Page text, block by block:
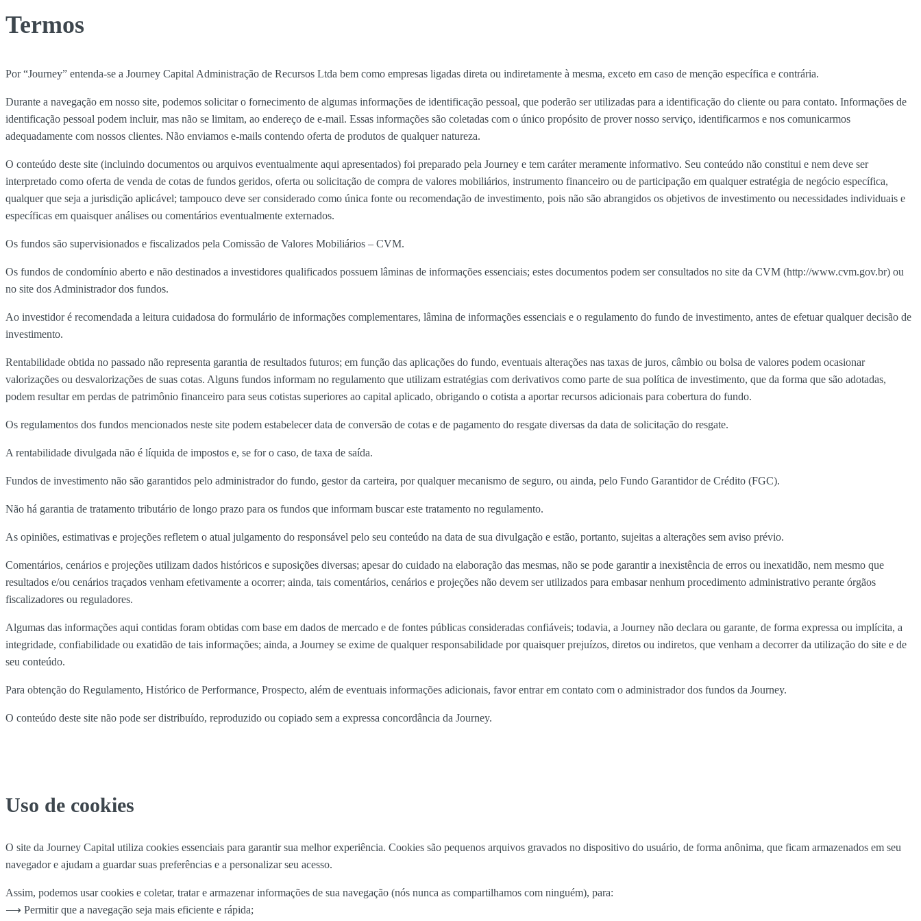
Termos
Por “Journey” entenda-se a Journey Capital Administração de Recursos Ltda bem como empresas ligadas direta ou indiretamente à mesma, exceto em caso de menção específica e contrária.
Durante a navegação em nosso site, podemos solicitar o fornecimento de algumas informações de identificação pessoal, que poderão ser utilizadas para a identificação do cliente ou para contato. Informações de
identificação pessoal podem incluir, mas não se limitam, ao endereço de e-mail. Essas informações são coletadas com o único propósito de prover nosso serviço, identificarmos e nos comunicarmos
adequadamente com nossos clientes. Não enviamos e-mails contendo oferta de produtos de qualquer natureza.
O conteúdo deste site (incluindo documentos ou arquivos eventualmente aqui apresentados) foi preparado pela Journey e tem caráter meramente informativo. Seu conteúdo não constitui e nem deve ser
interpretado como oferta de venda de cotas de fundos geridos, oferta ou solicitação de compra de valores mobiliários, instrumento financeiro ou de participação em qualquer estratégia de negócio específica,
qualquer que seja a jurisdição aplicável; tampouco deve ser considerado como única fonte ou recomendação de investimento, pois não são abrangidos os objetivos de investimento ou necessidades individuais e
específicas em quaisquer análises ou comentários eventualmente externados.
Os fundos são supervisionados e fiscalizados pela Comissão de Valores Mobiliários – CVM.
Os fundos de condomínio aberto e não destinados a investidores qualificados possuem lâminas de informações essenciais; estes documentos podem ser consultados no site da CVM (http://www.cvm.gov.br) ou
no site dos Administrador dos fundos.
Ao investidor é recomendada a leitura cuidadosa do formulário de informações complementares, lâmina de informações essenciais e o regulamento do fundo de investimento, antes de efetuar qualquer decisão de
investimento.
Rentabilidade obtida no passado não representa garantia de resultados futuros; em função das aplicações do fundo, eventuais alterações nas taxas de juros, câmbio ou bolsa de valores podem ocasionar
valorizações ou desvalorizações de suas cotas. Alguns fundos informam no regulamento que utilizam estratégias com derivativos como parte de sua política de investimento, que da forma que são adotadas,
podem resultar em perdas de patrimônio financeiro para seus cotistas superiores ao capital aplicado, obrigando o cotista a aportar recursos adicionais para cobertura do fundo.
Os regulamentos dos fundos mencionados neste site podem estabelecer data de conversão de cotas e de pagamento do resgate diversas da data de solicitação do resgate.
A rentabilidade divulgada não é líquida de impostos e, se for o caso, de taxa de saída.
Fundos de investimento não são garantidos pelo administrador do fundo, gestor da carteira, por qualquer mecanismo de seguro, ou ainda, pelo Fundo Garantidor de Crédito (FGC).
Não há garantia de tratamento tributário de longo prazo para os fundos que informam buscar este tratamento no regulamento.
As opiniões, estimativas e projeções refletem o atual julgamento do responsável pelo seu conteúdo na data de sua divulgação e estão, portanto, sujeitas a alterações sem aviso prévio.
Comentários, cenários e projeções utilizam dados históricos e suposições diversas; apesar do cuidado na elaboração das mesmas, não se pode garantir a inexistência de erros ou inexatidão, nem mesmo que
resultados e/ou cenários traçados venham efetivamente a ocorrer; ainda, tais comentários, cenários e projeções não devem ser utilizados para embasar nenhum procedimento administrativo perante órgãos
fiscalizadores ou reguladores.
Algumas das informações aqui contidas foram obtidas com base em dados de mercado e de fontes públicas consideradas confiáveis; todavia, a Journey não declara ou garante, de forma expressa ou implícita, a
integridade, confiabilidade ou exatidão de tais informações; ainda, a Journey se exime de qualquer responsabilidade por quaisquer prejuízos, diretos ou indiretos, que venham a decorrer da utilização do site e de
seu conteúdo.
Para obtenção do Regulamento, Histórico de Performance, Prospecto, além de eventuais informações adicionais, favor entrar em contato com o administrador dos fundos da Journey.
O conteúdo deste site não pode ser distribuído, reproduzido ou copiado sem a expressa concordância da Journey.
Uso de cookies
O site da Journey Capital utiliza cookies essenciais para garantir sua melhor experiência. Cookies são pequenos arquivos gravados no dispositivo do usuário, de forma anônima, que ficam armazenados em seu
navegador e ajudam a guardar suas preferências e a personalizar seu acesso.
Assim, podemos usar cookies e coletar, tratar e armazenar informações de sua navegação (nós nunca as compartilhamos com ninguém), para:
⟶ Permitir que a navegação seja mais eficiente e rápida;